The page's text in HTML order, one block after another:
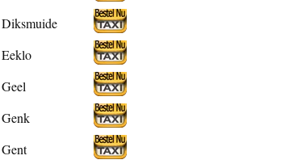
Diksmuide
Eeklo
Geel
Genk
Gent